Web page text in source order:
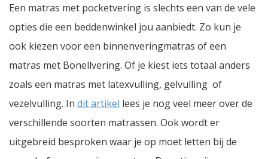
Een matras met pocketvering is slechts een van de vele
opties die een beddenwinkel jou aanbiedt. Zo kun je
ook kiezen voor een binnenveringmatras of een
matras met Bonellvering. Of je kiest iets totaal anders
zoals een matras met latexvulling, gelvulling of
vezelvulling. In dit artikel lees je nog veel meer over de
verschillende soorten matrassen. Ook wordt er
uitgebreid besproken waar je op moet letten bij de